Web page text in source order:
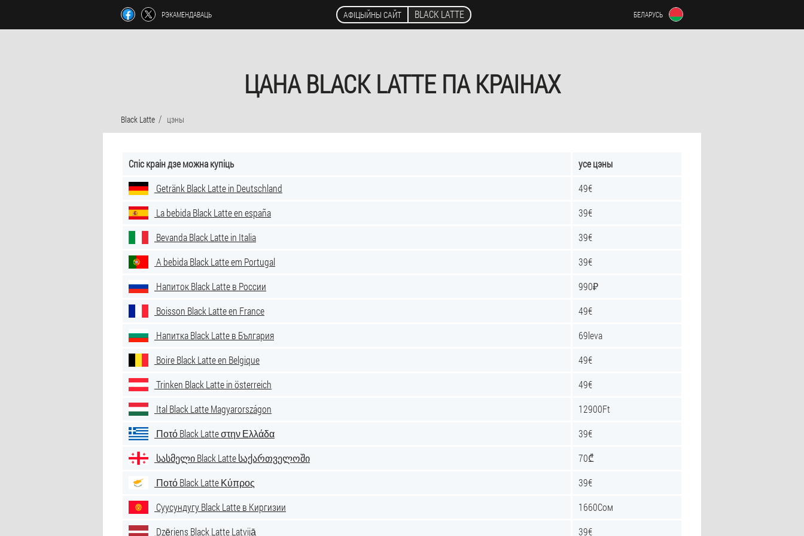
РЭКАМЕНДАВАЦЬ АФІЦЫЙНЫ САЙТ BLACK LATTE БЕЛАРУСЬ
ЦАНА BLACK LATTE ПА КРАІНАХ
Black Latte цэны
Спіс краін дзе можна купіць
усе цэны
Getränk Black Latte in Deutschland
49€
La bebida Black Latte en españa
39€
Bevanda Black Latte in Italia
39€
A bebida Black Latte em Portugal
39€
Напиток Black Latte в России
990₽
Boisson Black Latte en France
49€
Напитка Black Latte в България
69leva
Boire Black Latte en Belgique
49€
Trinken Black Latte in österreich
49€
Ital Black Latte Magyarországon
12900Ft
Ποτό Black Latte στην Ελλάδα
39€
სასმელი Black Latte საქართველოში
70₾
Ποτό Black Latte Κύπρος
39€
Суусундугу Black Latte в Киргизии
1660Сом
Dzēriens Black Latte Latvijā
39€